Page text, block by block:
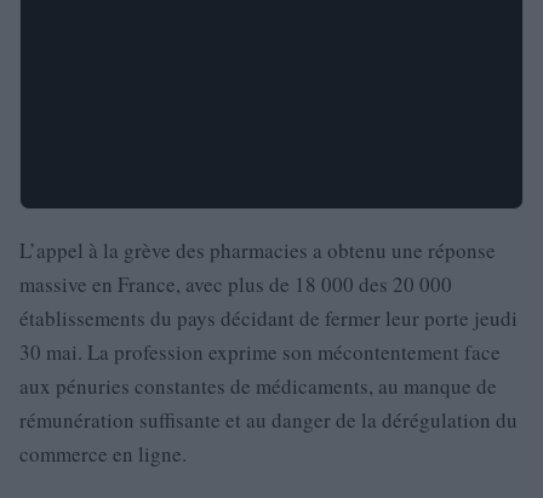
L’appel à la grève des pharmacies a obtenu une réponse
massive en France, avec plus de 18 000 des 20 000
établissements du pays décidant de fermer leur porte jeudi
30 mai. La profession exprime son mécontentement face
aux pénuries constantes de médicaments, au manque de
rémunération suffisante et au danger de la dérégulation du
commerce en ligne.